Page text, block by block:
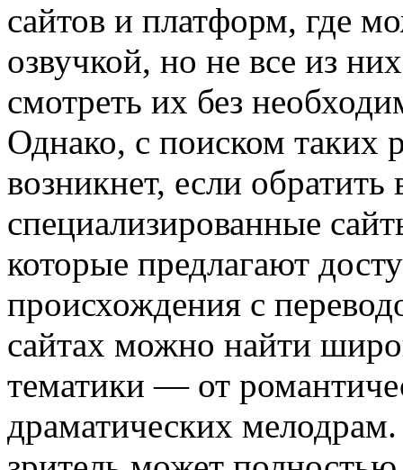
сайтов и платформ, где
озвучкой, но не все из
смотреть их без
Однако, с поиском таких
возникнет, если
специализированные
которые предлагают
происхождения с
сайтах можно найти
тематики — от
драматических мелодрам.